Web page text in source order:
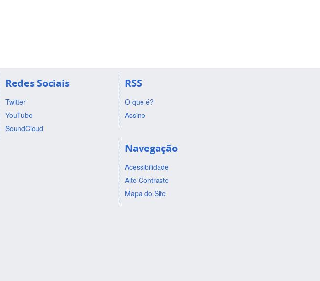
Redes Sociais
Twitter
YouTube
SoundCloud
RSS
O que é?
Assine
Navegação
Acessibilidade
Alto Contraste
Mapa do Site